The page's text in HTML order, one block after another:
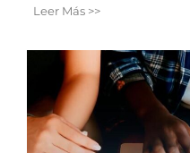
Leer Más >>